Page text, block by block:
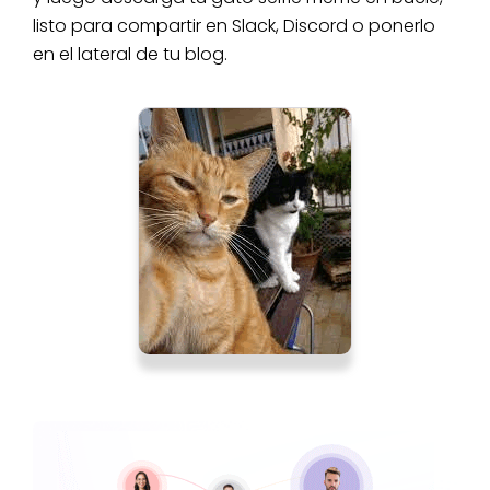
listo para compartir en Slack, Discord o ponerlo
en el lateral de tu blog.